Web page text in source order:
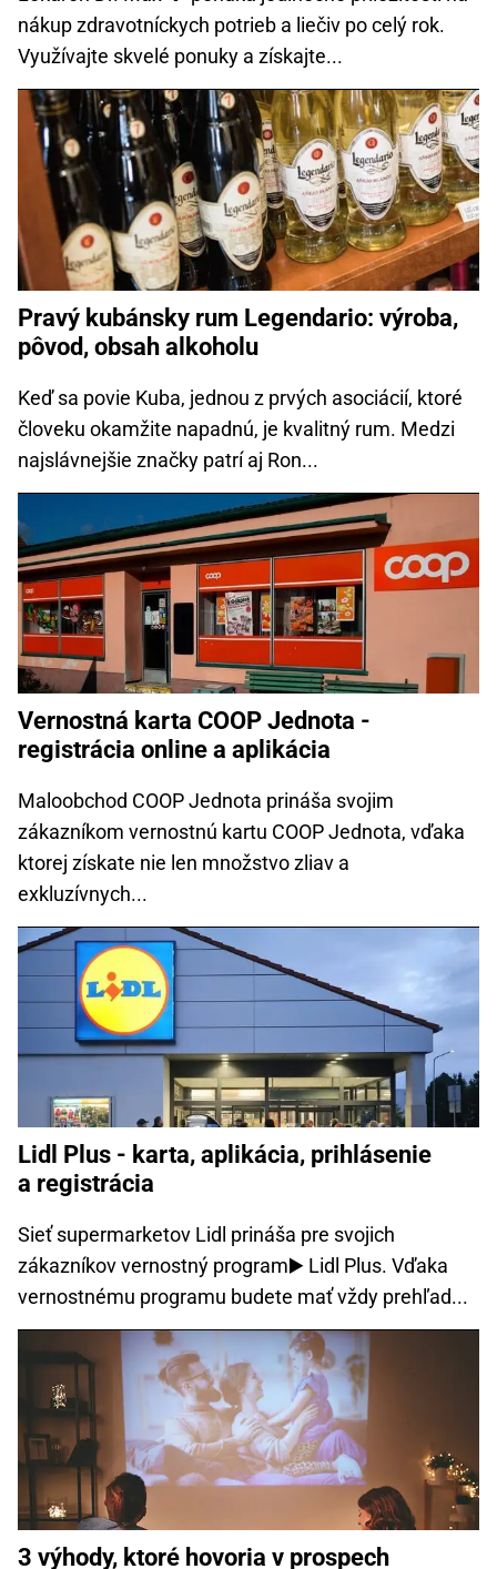
nákup zdravotníckych potrieb a liečiv po celý rok.
Využívajte skvelé ponuky a získajte...
Pravý kubánsky rum Legendario: výroba,
pôvod, obsah alkoholu
Keď sa povie Kuba, jednou z prvých asociácií, ktoré
človeku okamžite napadnú, je kvalitný rum. Medzi
najslávnejšie značky patrí aj Ron...
Vernostná karta COOP Jednota -
registrácia online a aplikácia
Maloobchod COOP Jednota prináša svojim
zákazníkom vernostnú kartu COOP Jednota, vďaka
ktorej získate nie len množstvo zliav a
exkluzívnych...
Lidl Plus - karta, aplikácia, prihlásenie
a registrácia
Sieť supermarketov Lidl prináša pre svojich
zákazníkov vernostný program▶️ Lidl Plus. Vďaka
vernostnému programu budete mať vždy prehľad...
3 výhody, ktoré hovoria v prospech